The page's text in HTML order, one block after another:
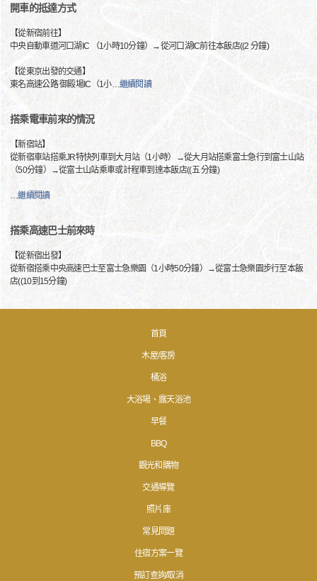
開車的抵達方式
【從新宿前往】
中央自動車道河口湖IC （1小時10分鐘）→從河口湖IC前往本飯店((2 分鐘)
【從東京出發的交通】
東名高速公路 御殿場IC（1小…繼續閱讀
搭乘電車前來的情況
【新宿站】
從新宿車站搭乘JR特快列車到大月站（1小時）→從大月站搭乘富士急行到富士山站
（50分鐘）→從富士山站乘車或計程車到達本飯店((五 分鐘)
…繼續閱讀
搭乘高速巴士前來時
【從新宿出發】
從新宿搭乘中央高速巴士至富士急樂園（1小時50分鐘）→從富士急樂園步行至本飯
店((10到15分鐘)
首頁
木屋/客房
桶浴
大浴場、露天浴池
早餐
BBQ
觀光和購物
交通導覽
照片庫
常見問題
住宿方案一覽
預訂查詢/取消